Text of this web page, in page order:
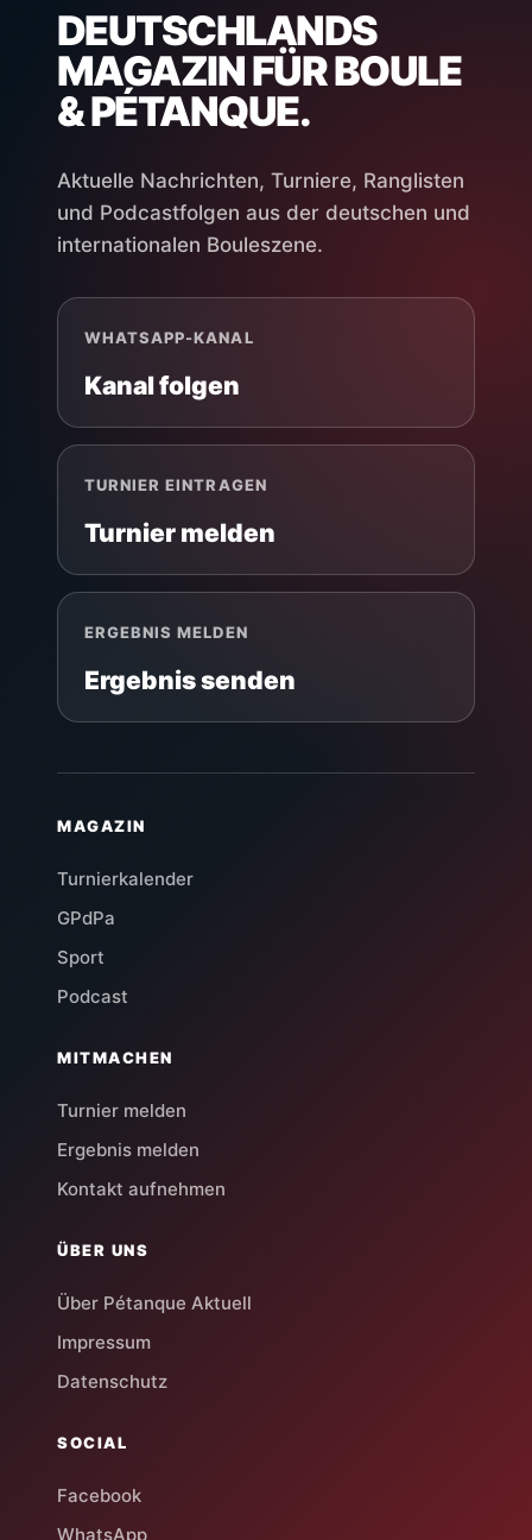
DEUTSCHLANDS
MAGAZIN FÜR BOULE
& PÉTANQUE.
Aktuelle Nachrichten, Turniere, Ranglisten
und Podcastfolgen aus der deutschen und
internationalen Bouleszene.
WHATSAPP-KANAL
Kanal folgen
TURNIER EINTRAGEN
Turnier melden
ERGEBNIS MELDEN
Ergebnis senden
MAGAZIN
Turnierkalender
GPdPa
Sport
Podcast
MITMACHEN
Turnier melden
Ergebnis melden
Kontakt aufnehmen
ÜBER UNS
Über Pétanque Aktuell
Impressum
Datenschutz
SOCIAL
Facebook
WhatsApp